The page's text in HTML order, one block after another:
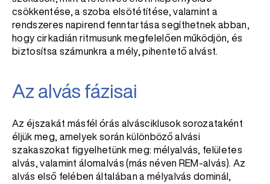
csökkentése, a szoba elsötétítése, valamint a
rendszeres napirend fenntartása segíthetnek abban,
hogy cirkadián ritmusunk megfelelően működjön, és
biztosítsa számunkra a mély, pihentető alvást.
Az alvás fázisai
Az éjszakát másfél órás alvásciklusok sorozataként
éljük meg, amelyek során különböző alvási
szakaszokat figyelhetünk meg: mélyalvás, felületes
alvás, valamint álomalvás (más néven REM-alvás). Az
alvás első felében általában a mélyalvás dominál,